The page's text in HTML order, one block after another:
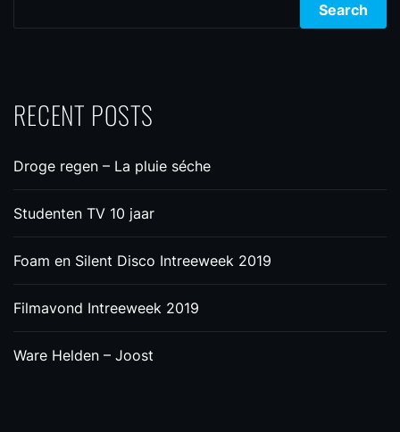
Search
RECENT POSTS
Droge regen – La pluie séche
Studenten TV 10 jaar
Foam en Silent Disco Intreeweek 2019
Filmavond Intreeweek 2019
Ware Helden – Joost